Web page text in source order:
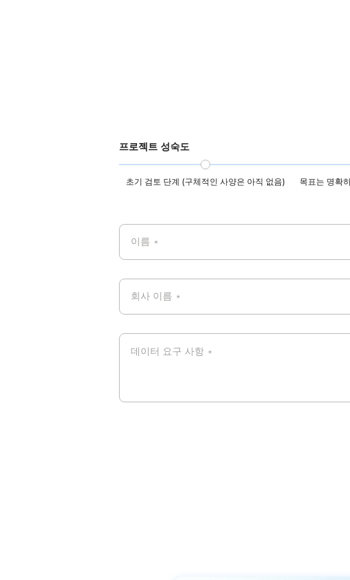
프로젝트 성숙도
초기 검토 단계 (구체적인 사양은 아직 없음) 목표는 명확
이름 *
회사 이름 *
데이터 요구 사항 *